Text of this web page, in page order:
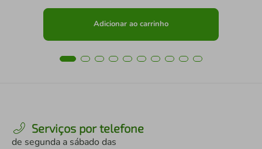
Adicionar ao carrinho
Serviços por telefone
de segunda a sábado das